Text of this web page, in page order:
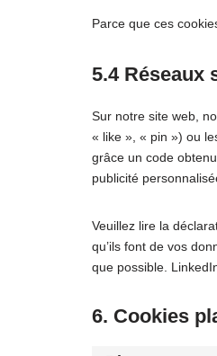
Parce que ces
5.4 Réseaux
Sur notre site web,
« like », « pin ») ou
grâce un code
publicité
Veuillez lire la
qu’ils font de vos
que possible.
6. Cookies